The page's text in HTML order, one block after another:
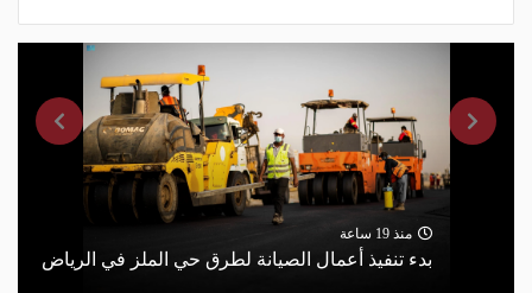
منذ 19 ساعة
بدء تنفيذ أعمال الصيانة لطرق حي الملز في الرياض